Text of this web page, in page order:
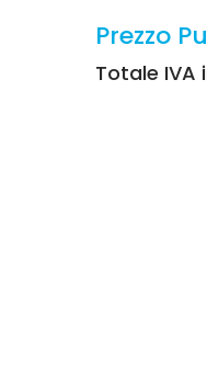
Prezzo
Totale IVA